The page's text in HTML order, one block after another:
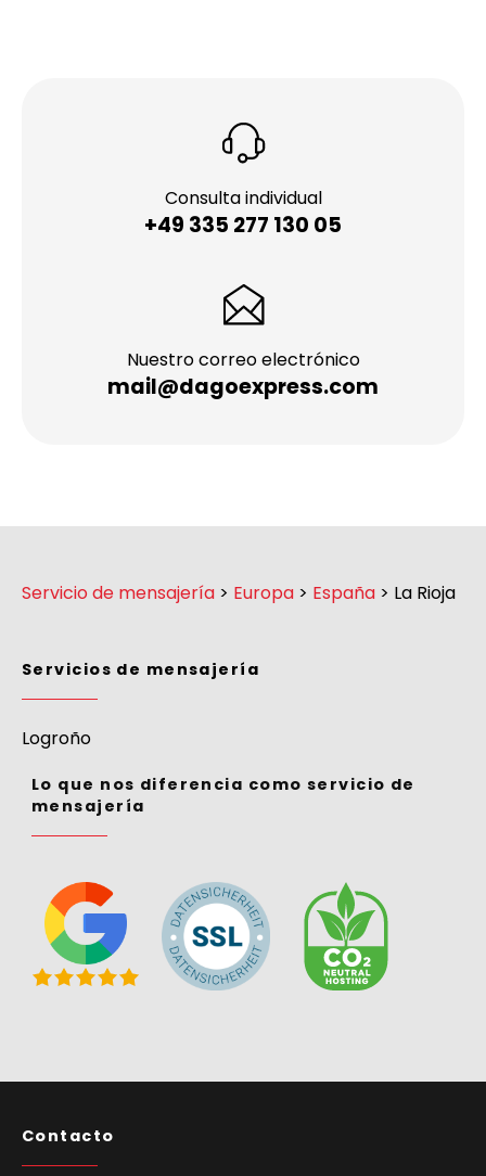
Consulta individual
+49 335 277 130 05
Nuestro correo electrónico
mail@dagoexpress.com
Servicio de mensajería > Europa > España > La Rioja
Servicios de mensajería
Logroño
Lo que nos diferencia como servicio de
mensajería
Contacto